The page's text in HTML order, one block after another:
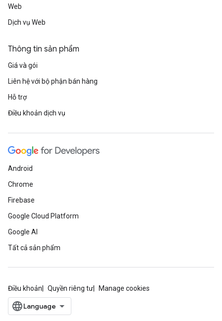
Web
Dịch vụ Web
Thông tin sản phẩm
Giá và gói
Liên hệ với bộ phận bán hàng
Hỗ trợ
Điều khoản dịch vụ
Android
Chrome
Firebase
Google Cloud Platform
Google AI
Tất cả sản phẩm
Điều khoản Quyền riêng tư Manage cookies